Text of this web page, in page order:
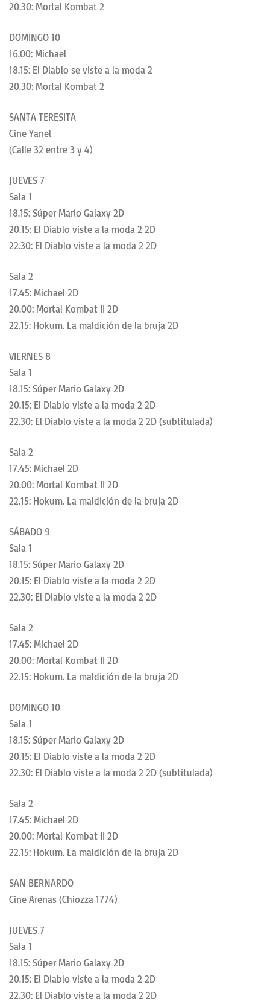
20.30: Mortal Kombat 2
DOMINGO 10
16.00: Michael
18.15: El Diablo se viste a la moda 2
20.30: Mortal Kombat 2
SANTA TERESITA
Cine Yanel
(Calle 32 entre 3 y 4)
JUEVES 7
Sala 1
18.15: Súper Mario Galaxy 2D
20.15: El Diablo viste a la moda 2 2D
22.30: El Diablo viste a la moda 2 2D
Sala 2
17.45: Michael 2D
20.00: Mortal Kombat II 2D
22.15: Hokum. La maldición de la bruja 2D
VIERNES 8
Sala 1
18.15: Súper Mario Galaxy 2D
20.15: El Diablo viste a la moda 2 2D
22.30: El Diablo viste a la moda 2 2D (subtitulada)
Sala 2
17.45: Michael 2D
20.00: Mortal Kombat II 2D
22.15: Hokum. La maldición de la bruja 2D
SÁBADO 9
Sala 1
18.15: Súper Mario Galaxy 2D
20.15: El Diablo viste a la moda 2 2D
22.30: El Diablo viste a la moda 2 2D
Sala 2
17.45: Michael 2D
20.00: Mortal Kombat II 2D
22.15: Hokum. La maldición de la bruja 2D
DOMINGO 10
Sala 1
18.15: Súper Mario Galaxy 2D
20.15: El Diablo viste a la moda 2 2D
22.30: El Diablo viste a la moda 2 2D (subtitulada)
Sala 2
17.45: Michael 2D
20.00: Mortal Kombat II 2D
22.15: Hokum. La maldición de la bruja 2D
SAN BERNARDO
Cine Arenas (Chiozza 1774)
JUEVES 7
Sala 1
18.15: Súper Mario Galaxy 2D
20.15: El Diablo viste a la moda 2 2D
22.30: El Diablo viste a la moda 2 2D